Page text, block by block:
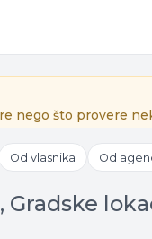
nego što provere
Od vlasnika Od